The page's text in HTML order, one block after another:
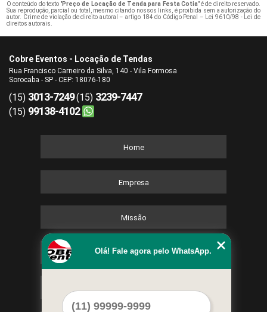
O conteúdo do texto "Preço de Locação de Tenda para Festa Cotia" é de direito reservado.
Sua reprodução, parcial ou total, mesmo citando nossos links, é proibida sem a autorização do
autor. Crime de violação de direito autoral – artigo 184 do Código Penal – Lei 9610/98 - Lei de
direitos autorais.
Cobre Eventos - Locação de Tendas
Rua Francisco Carneiro da Silva, 140 - Vila Formosa
Sorocaba - SP - CEP: 18076-180
(15) 3013-7249(15) 3239-7447
(15) 99138-4102
Home
Empresa
Missão
Serviços
Olá! Fale agora pelo WhatsApp.